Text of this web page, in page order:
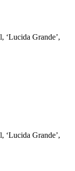
‘Lucida Grande’,
‘Lucida Grande’,